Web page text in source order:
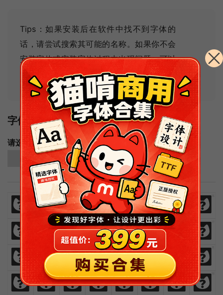
Tips：如果安装后在软件中找不到字体的
话，请尝试搜索其可能的名称。如果你不会
安装字体或安装字体过程中出现问题，可以
查看常见问题及解决办法。
字体样例
请选择字体字重进行预览：
简体中文样例
免 费 商
商 业
业 汉
汉 语
语 字
字 体
体
欢 迎
迎 来
来 猫
猫 啃 网
网 设 计
热 爱 与 执
执 着 时 间 里
闪 烁 灿 烂 鲜 艳 绚 丽
丽